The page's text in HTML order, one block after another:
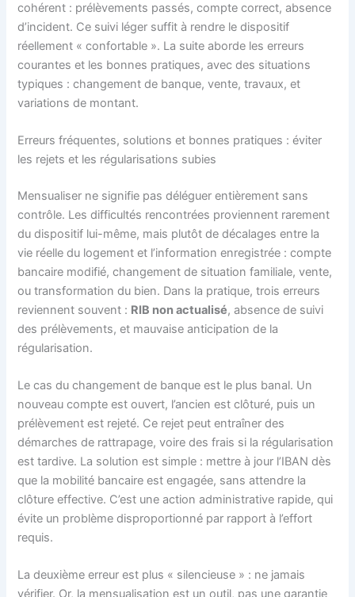
cohérent : prélèvements passés, compte correct, absence
d’incident. Ce suivi léger suffit à rendre le dispositif
réellement « confortable ». La suite aborde les erreurs
courantes et les bonnes pratiques, avec des situations
typiques : changement de banque, vente, travaux, et
variations de montant.
Erreurs fréquentes, solutions et bonnes pratiques : éviter
les rejets et les régularisations subies
Mensualiser ne signifie pas déléguer entièrement sans
contrôle. Les difficultés rencontrées proviennent rarement
du dispositif lui-même, mais plutôt de décalages entre la
vie réelle du logement et l’information enregistrée : compte
bancaire modifié, changement de situation familiale, vente,
ou transformation du bien. Dans la pratique, trois erreurs
reviennent souvent : RIB non actualisé, absence de suivi
des prélèvements, et mauvaise anticipation de la
régularisation.
Le cas du changement de banque est le plus banal. Un
nouveau compte est ouvert, l’ancien est clôturé, puis un
prélèvement est rejeté. Ce rejet peut entraîner des
démarches de rattrapage, voire des frais si la régularisation
est tardive. La solution est simple : mettre à jour l’IBAN dès
que la mobilité bancaire est engagée, sans attendre la
clôture effective. C’est une action administrative rapide, qui
évite un problème disproportionné par rapport à l’effort
requis.
La deuxième erreur est plus « silencieuse » : ne jamais